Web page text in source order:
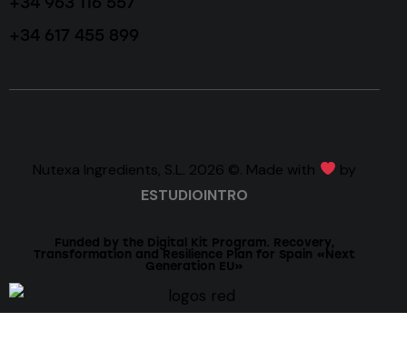
+34 617 455 899
Nutexa Ingredients, S.L. 2026 ©. Made with
by
ESTUDIOINTRO
Funded by the Digital Kit Program. Recovery,
Transformation and Resilience Plan for Spain «Next
Generation EU»